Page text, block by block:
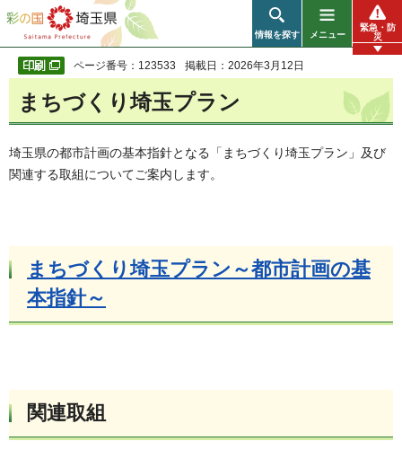
彩の国 埼玉県
情報を探す メニュー
緊急・防
災
ページ番号：123533 掲載日：2026年3月12日
まちづくり埼玉プラン
埼玉県の都市計画の基本指針となる「まちづくり埼玉プラン」及び
関連する取組についてご案内します。
まちづくり埼玉プラン～都市計画の基
本指針～
関連取組